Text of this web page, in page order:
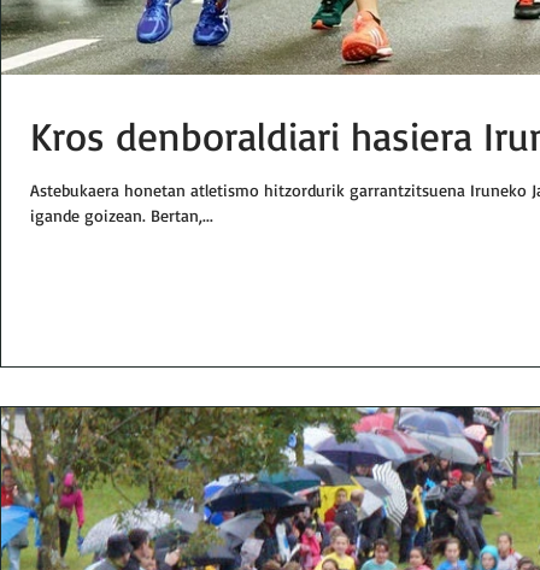
Kros denboraldiari hasiera
Astebukaera honetan atletismo hitzordurik garrantzitsuena Iruneko
igande goizean. Bertan,...